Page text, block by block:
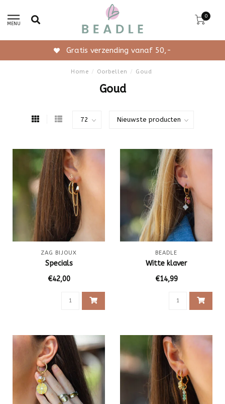
MENU
0
Elke week nieuwe items
Home / Oorbellen / Goud
Goud
ZAG BIJOUX
Specials
€42,00
BEADLE
Witte klaver
€14,99